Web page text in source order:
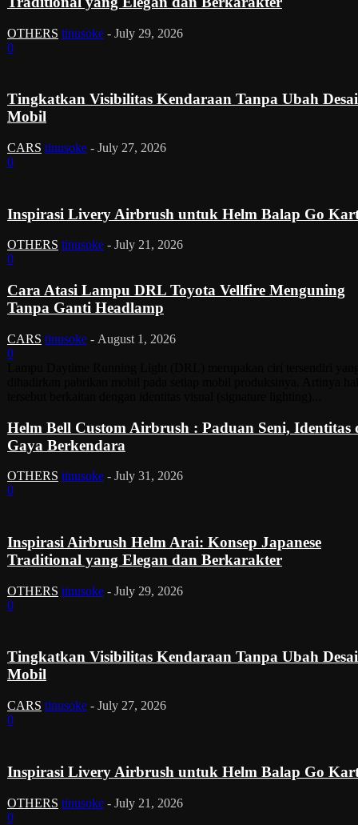
OTHERS tinusoke - July 29, 2026
0
Tingkatkan Visibilitas Kendaraan Tanpa Ubah
Mobil
CARS tinusoke - July 27, 2026
0
Inspirasi Livery Airbrush untuk Helm Balap Go
OTHERS tinusoke - July 21, 2026
0
Cara Atasi Lampu DRL Toyota Vellfire Menguning
Tanpa Ganti Headlamp
CARS tinusoke - August 1, 2026
0
Helm Bell Custom Airbrush : Paduan Seni, Identitas
Gaya Berkendara
OTHERS tinusoke - July 31, 2026
0
Inspirasi Airbrush Helm Arai: Konsep Japanese
Traditional yang Elegan dan Berkarakter
OTHERS tinusoke - July 29, 2026
0
Tingkatkan Visibilitas Kendaraan Tanpa Ubah
Mobil
CARS tinusoke - July 27, 2026
0
Inspirasi Livery Airbrush untuk Helm Balap Go
OTHERS tinusoke - July 21, 2026
0